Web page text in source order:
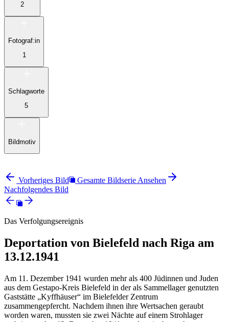
2
Fotograf:in
1
Schlagworte
5
Bildmotiv
Vorheriges Bild
Gesamte Bildserie Ansehen
Nachfolgendes Bild
Das Verfolgungsereignis
Deportation von Bielefeld nach Riga am
13.12.1941
Am 11. Dezember 1941 wurden mehr als 400 Jüdinnen und Juden
aus dem Gestapo-Kreis Bielefeld in der als Sammellager genutzten
Gaststätte „Kyffhäuser“ im Bielefelder Zentrum
zusammengepfercht. Nachdem ihnen ihre Wertsachen geraubt
worden waren, mussten sie zwei Nächte auf einem Strohlager